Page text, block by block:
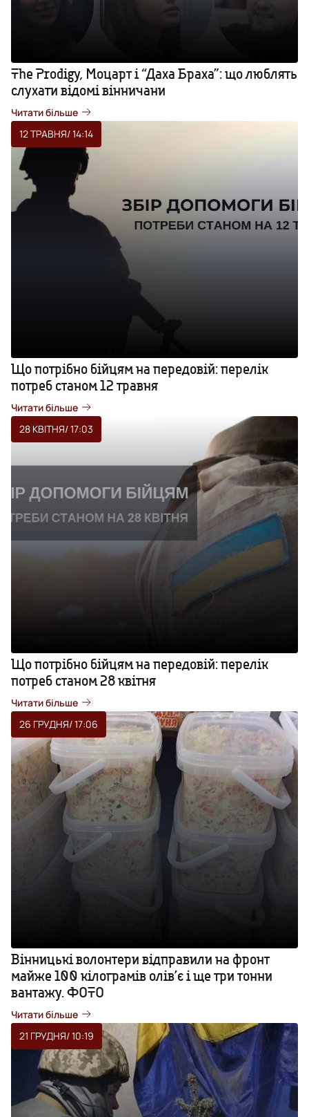
The Prodigy, Моцарт і “Даха Браха”: що люблять
слухати відомі вінничани
Читати більше
12 ТРАВНЯ/ 14:14
Що потрібно бійцям на передовій: перелік
потреб станом 12 травня
Читати більше
28 КВІТНЯ/ 17:03
Що потрібно бійцям на передовій: перелік
потреб станом 28 квітня
Читати більше
26 ГРУДНЯ/ 17:06
Вінницькі волонтери відправили на фронт
майже 100 кілограмів олів’є і ще три тонни
вантажу. ФОТО
Читати більше
21 ГРУДНЯ/ 10:19